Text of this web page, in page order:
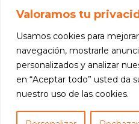
Valoramos tu
Usamos cookies para
navegación, mostrarle
personalizados y analizar
en “Aceptar todo” usted da
nuestro uso de las cookies.
Jurídico
Termos e Condições
Política de Privacidade
Política de Devolução e